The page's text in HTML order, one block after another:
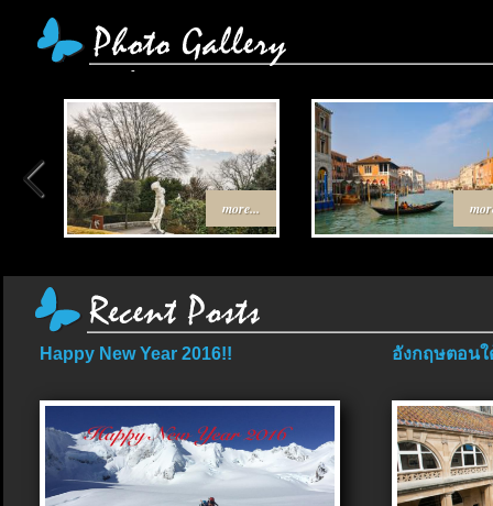
more...
Happy New Year 2016!! อังกฤษตอนใ